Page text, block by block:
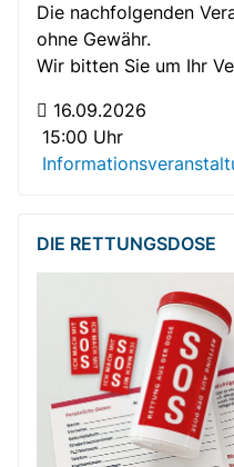
Die nachfolgenden
ohne Gewähr.
Wir bitten Sie um Ihr
16.09.2026
15:00 Uhr
DIE RETTUNGSDOSE